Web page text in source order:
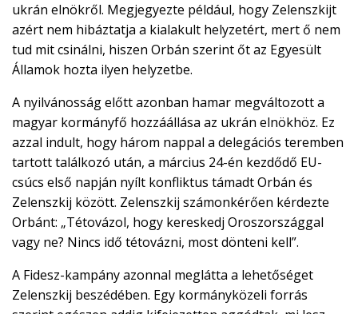
ukrán elnökről. Megjegyezte például, hogy Zelenszkijt
azért nem hibáztatja a kialakult helyzetért, mert ő nem
tud mit csinálni, hiszen Orbán szerint őt az Egyesült
Államok hozta ilyen helyzetbe.
A nyilvánosság előtt azonban hamar megváltozott a
magyar kormányfő hozzáállása az ukrán elnökhöz. Ez
azzal indult, hogy három nappal a delegációs teremben
tartott találkozó után, a március 24-én kezdődő EU-
csúcs első napján nyílt konfliktus támadt Orbán és
Zelenszkij között. Zelenszkij számonkérően kérdezte
Orbánt: „Tétovázol, hogy kereskedj Oroszországgal
vagy ne? Nincs idő tétovázni, most dönteni kell”.
A Fidesz-kampány azonnal meglátta a lehetőséget
Zelenszkij beszédében. Egy kormányközeli forrás